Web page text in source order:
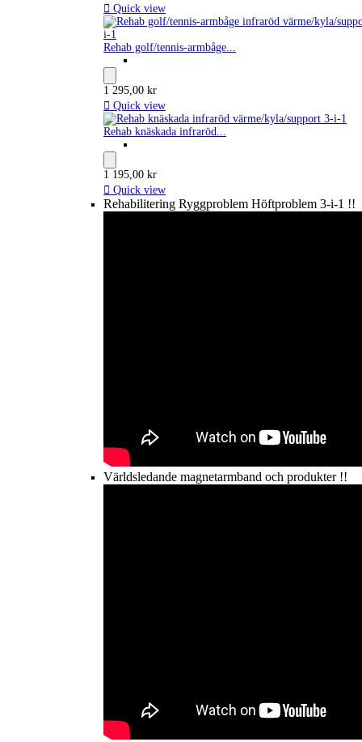
 Quick view
Rehab golf/tennis-armbåge...
1 295,00 kr
 Quick view
Rehab knäskada infraröd...
1 195,00 kr
 Quick view
Rehabilitering Ryggproblem Höftproblem 3-i-1 !!
Världsledande magnetarmband och produkter !!